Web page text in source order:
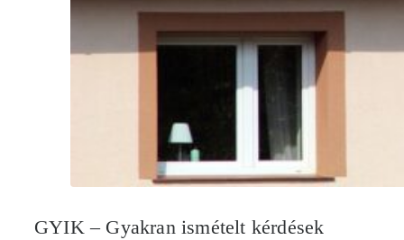
GYIK – Gyakran ismételt kérdések